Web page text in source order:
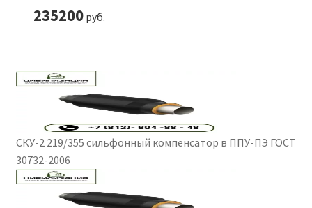
235200руб.
СКУ-2 219/355 сильфонный компенсатор в ППУ-ПЭ ГОСТ
30732-2006